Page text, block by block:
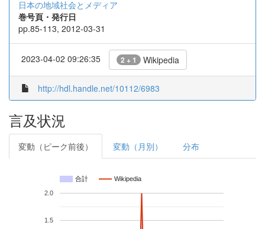
日本の地域社会とメディア
巻号頁・発行日
pp.85-113, 2012-03-31
2023-04-02 09:26:35 2 + 1 Wikipedia
http://hdl.handle.net/10112/6983
言及状況
変動（ピーク前後） 変動（月別） 分布
合計 Wikipedia
1.5
2.0